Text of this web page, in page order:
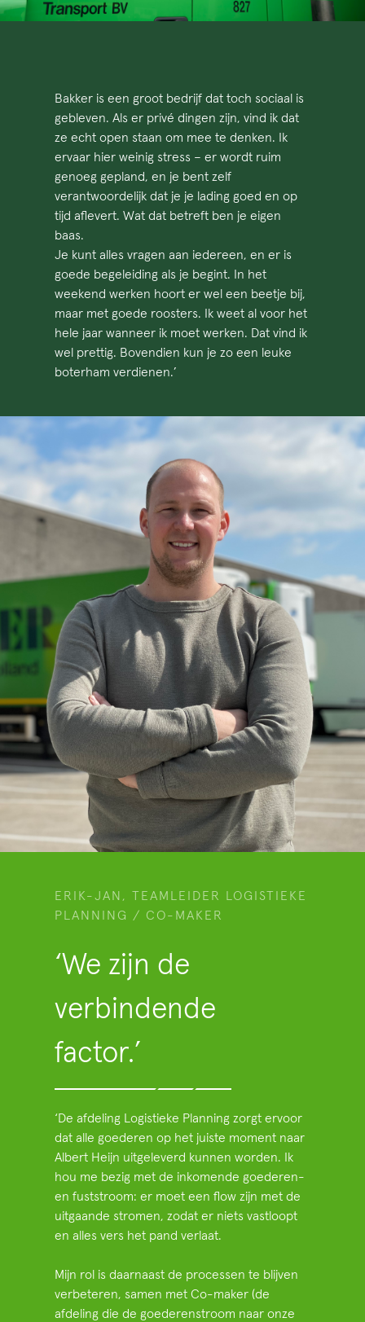
Bakker is een groot bedrijf dat toch sociaal is
gebleven. Als er privé dingen zijn, vind ik dat
ze echt open staan om mee te denken. Ik
ervaar hier weinig stress – er wordt ruim
genoeg gepland, en je bent zelf
verantwoordelijk dat je je lading goed en op
tijd aflevert. Wat dat betreft ben je eigen
baas.
Je kunt alles vragen aan iedereen, en er is
goede begeleiding als je begint. In het
weekend werken hoort er wel een beetje bij,
maar met goede roosters. Ik weet al voor het
hele jaar wanneer ik moet werken. Dat vind ik
wel prettig. Bovendien kun je zo een leuke
boterham verdienen.’
ERIK-JAN, TEAMLEIDER LOGISTIEKE
PLANNING / CO-MAKER
‘We zijn de
verbindende
factor.’
‘De afdeling Logistieke Planning zorgt ervoor
dat alle goederen op het juiste moment naar
Albert Heijn uitgeleverd kunnen worden. Ik
hou me bezig met de inkomende goederen-
en fuststroom: er moet een flow zijn met de
uitgaande stromen, zodat er niets vastloopt
en alles vers het pand verlaat.
Mijn rol is daarnaast de processen te blijven
verbeteren, samen met Co-maker (de
afdeling die de goederenstroom naar onze